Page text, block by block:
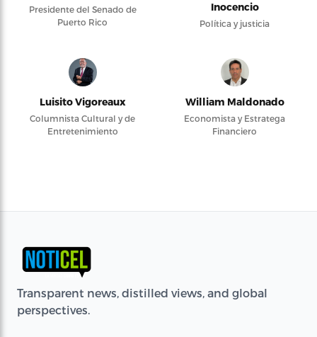
Presidente del Senado de
Puerto Rico
Inocencio
Política y justicia
Luisito Vigoreaux
Columnista Cultural y de
Entretenimiento
William Maldonado
Economista y Estratega
Financiero
Transparent news, distilled views, and global
perspectives.